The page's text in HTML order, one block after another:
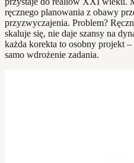
ręcznego planowania z obawy
przyzwyczajenia. Problem?
skaluje się, nie daje szansy na
każda korekta to osobny projekt
samo wdrożenie zadania.